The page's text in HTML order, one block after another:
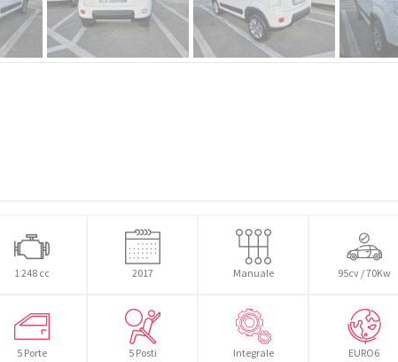
1 248 cc 2017 Manuale 95cv / 70Kw
5 Porte 5 Posti Integrale EURO6